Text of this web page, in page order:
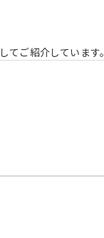
ご紹介しています。